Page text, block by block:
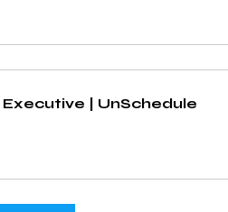
Executive | UnSchedule